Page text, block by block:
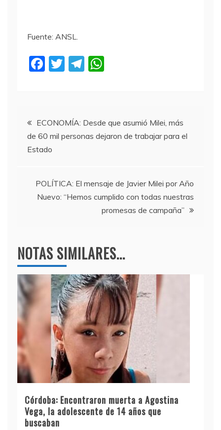
Fuente: ANSL.
F
b
o
o
k
T
T
a
m
A
p
Navegación
de
ECONOMÍA: Desde que asumió Milei, más
de 60 mil personas dejaron de trabajar para el
Estado
POLÍTICA: El mensaje de Javier Milei por Año
Nuevo: “Hemos cumplido con todas nuestras
promesas de campaña”
NOTAS SIMILARES...
Córdoba: Encontraron muerta a Agostina
Vega, la adolescente de 14 años que
buscaban